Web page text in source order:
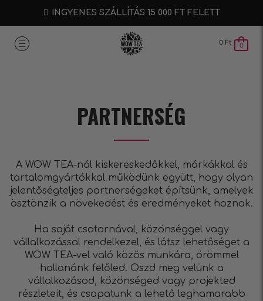
INGYENES SZÁLLÍTÁS 15 000 FT FELETT
0 Ft 0
PARTNERSÉG
A WOW TEA-nál kiskereskedőkkel, márkákkal és
tartalomgyártókkal működünk együtt, hogy olyan
jelentőségteljes partnerségeket építsünk, amelyek
ösztönzik a növekedést és eredményeket hoznak.
Ha saját csatornával, közönséggel vagy
vállalkozással rendelkezel, és látsz lehetőséget a
WOW TEA-vel való közös munkára, örömmel
hallanánk felőled. Oszd meg velünk a
vállalkozásod, közönséged vagy projekted
részleteit, és csapatunk a lehető leghamarabb